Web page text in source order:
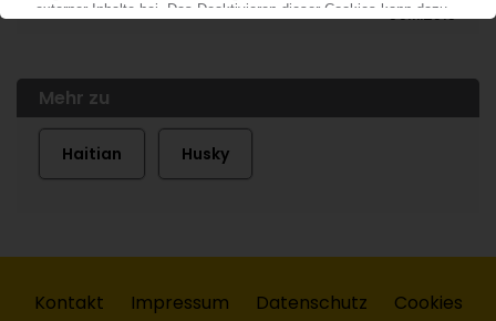
09.11.2010
Mehr zu
Haitian Husky
Kontakt Impressum Datenschutz Cookies